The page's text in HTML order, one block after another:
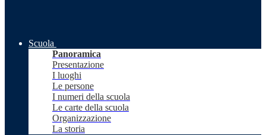
Scuola
Panoramica
Presentazione
I luoghi
Le persone
I numeri della scuola
Le carte della scuola
Organizzazione
La storia